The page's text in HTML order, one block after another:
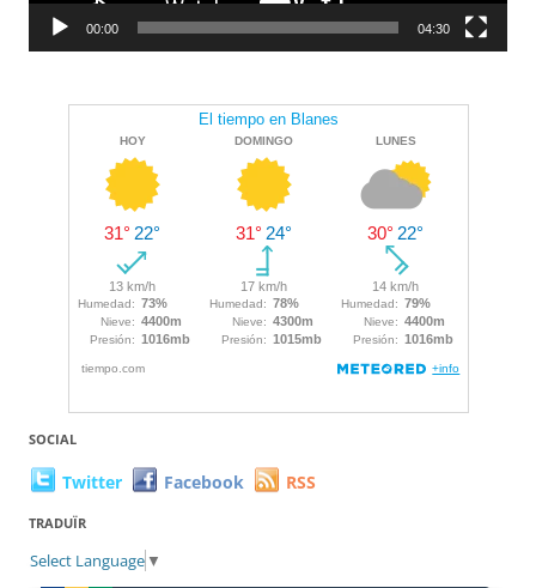
00:00 04:30
SOCIAL
Twitter Facebook RSS
TRADUÏR
Select Language ▼